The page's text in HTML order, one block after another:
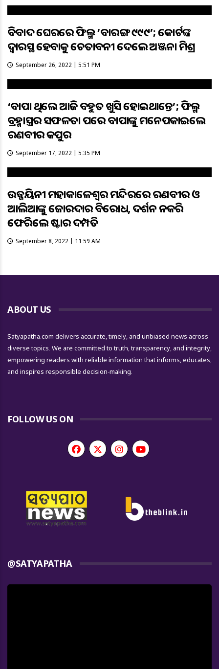
ବିବାଦ ଘେରରେ ଫିଲ୍ମ ‘ବାରଙ୍ଗ ୧୯୯୯’; କୋର୍ଟଙ୍କ
ଦ୍ବାରସ୍ଥ ହେବାକୁ ଚେତାବନୀ ଦେଲେ ଅଞ୍ଜନା ମିଶ୍ର
September 26, 2022 | 5:51 PM
‘ବାପା ଥିଲେ ଆଜି ବହୁତ ଖୁସି ହୋଇଥାନ୍ତେ’; ଫିଲ୍ମ
ବ୍ରହ୍ମାସ୍ତ୍ରର ସଫଳତା ପରେ ବାପାଙ୍କୁ ମନେପକାଇଲେ
ରଣବୀର କପୁର
September 17, 2022 | 5:35 PM
ଉଜ୍ଜୟିନୀ ମହାକାଳେଶ୍ଵର ମନ୍ଦିରରେ ରଣବୀର ଓ
ଆଲିଆଙ୍କୁ ଜୋରଦାର ବିରୋଧ, ଦର୍ଶନ ନକରି
ଫେରିଲେ ଷ୍ଟାର ଦମ୍ପତି
September 8, 2022 | 11:59 AM
ABOUT US
Satyapatha.com delivers accurate, timely, and unbiased news across
diverse topics. We are committed to truth, transparency, and integrity,
empowering readers with reliable information that informs, educates,
and inspires responsible decision-making.
FOLLOW US ON
@SATYAPATHA